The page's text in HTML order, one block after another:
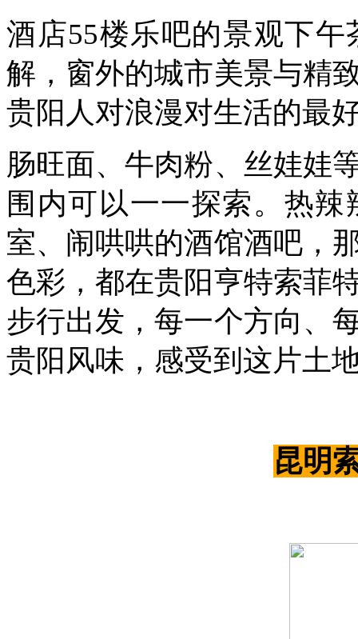
酒店55楼乐吧的景观下
解，窗外的城市美景与精
贵阳人对浪漫对生活的最
肠旺面、牛肉粉、丝娃娃
围内可以一一探索。热
室、闹哄哄的酒馆酒吧，
色彩，都在贵阳亨特索菲
步行出发，每一个方向、
贵阳风味，感受到这片土
昆明